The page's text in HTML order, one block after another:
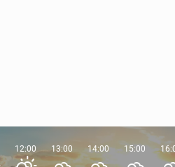
12:00 13:00 14:00 15:00